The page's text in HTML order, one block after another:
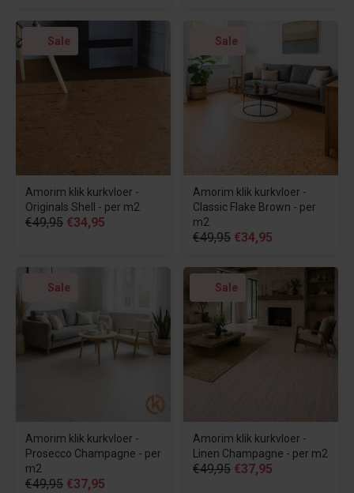
Sale
Amorim klik kurkvloer -
Originals Shell - per m2
€49,95 €34,95
Sale
Amorim klik kurkvloer -
Classic Flake Brown - per
m2
€49,95 €34,95
Sale
Amorim klik kurkvloer -
Prosecco Champagne - per
m2
€49,95 €37,95
Sale
Amorim klik kurkvloer -
Linen Champagne - per m2
€49,95 €37,95